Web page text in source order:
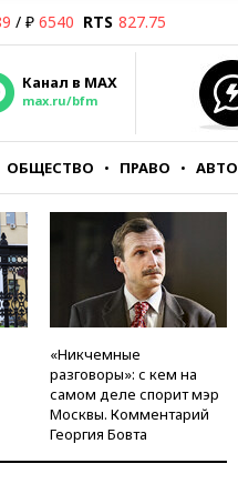
/ ₽ 6540 RTS 827.75
Канал в MAX
max.ru/bfm
ОБЩЕСТВО ПРАВО АВТО
«Никчемные
разговоры»: с кем на
самом деле спорит мэр
Москвы. Комментарий
Георгия Бовта